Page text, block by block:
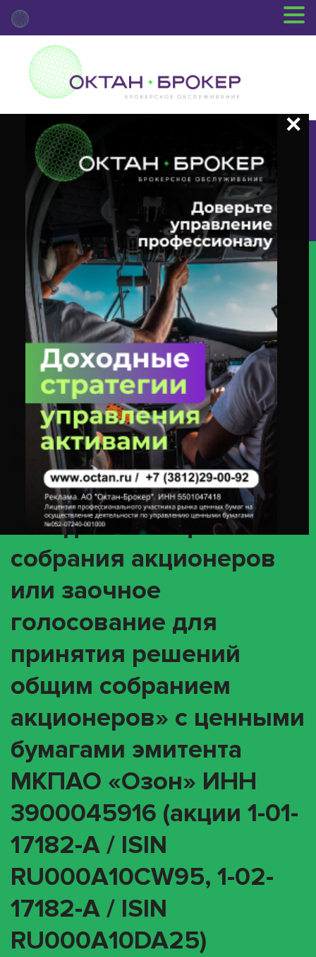
+7 (3812) 29-00-92
г.Омск ул.Красный Путь, 109 оф.510
Главная Новости Депозитария
(XMET) О Корпоративном
Действии «Внеочередное Заседание Общего Собрания Акционеров
Или Заочное Голосование Для Принятия Решений Общим Собранием
Акционеров» С Ценными Бумагами Эмитента МКПАО «Озон» ИНН
3900045916 (акции 1-01-17182-A / ISIN RU000A10CW95, 1-02-17182-A / ISIN
RU000A10DA25)
(XMET) О
корпоративном
действии
«Внеочередное
заседание общего
собрания акционеров
или заочное
голосование для
принятия решений
общим собранием
акционеров» с ценными
бумагами эмитента
МКПАО «Озон» ИНН
3900045916 (акции 1-01-
17182-A / ISIN
RU000A10CW95, 1-02-
17182-A / ISIN
RU000A10DA25)